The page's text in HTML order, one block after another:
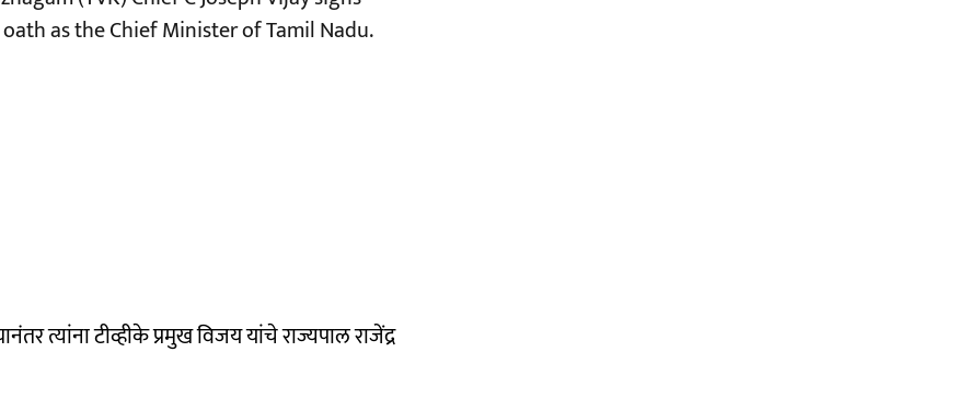
as the Chief Minister of Tamil Nadu.
त्यांना टीव्हीके प्रमुख विजय यांचे राज्यपाल राजेंद्र